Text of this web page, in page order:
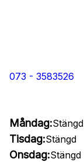
073 - 3583526
Måndag:Stängd
Tisdag:Stängd
Onsdag:Stängd